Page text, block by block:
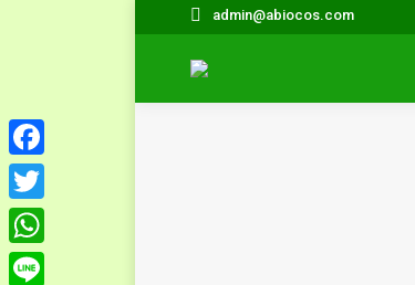
admin@abiocos.com
Facebook
Twitter
WhatsApp